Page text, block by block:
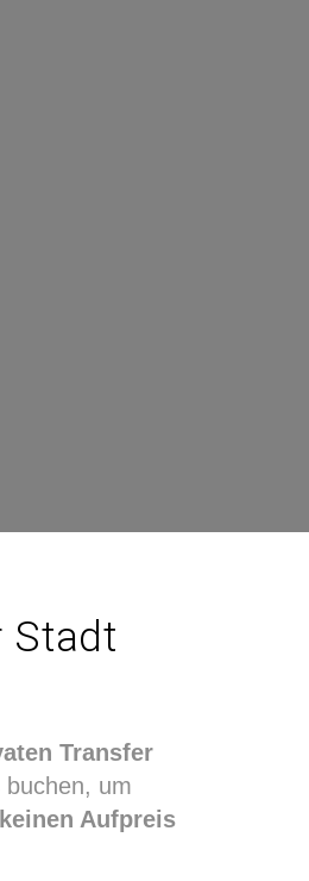
Stadt
Transfer
buchen, um
Aufpreis